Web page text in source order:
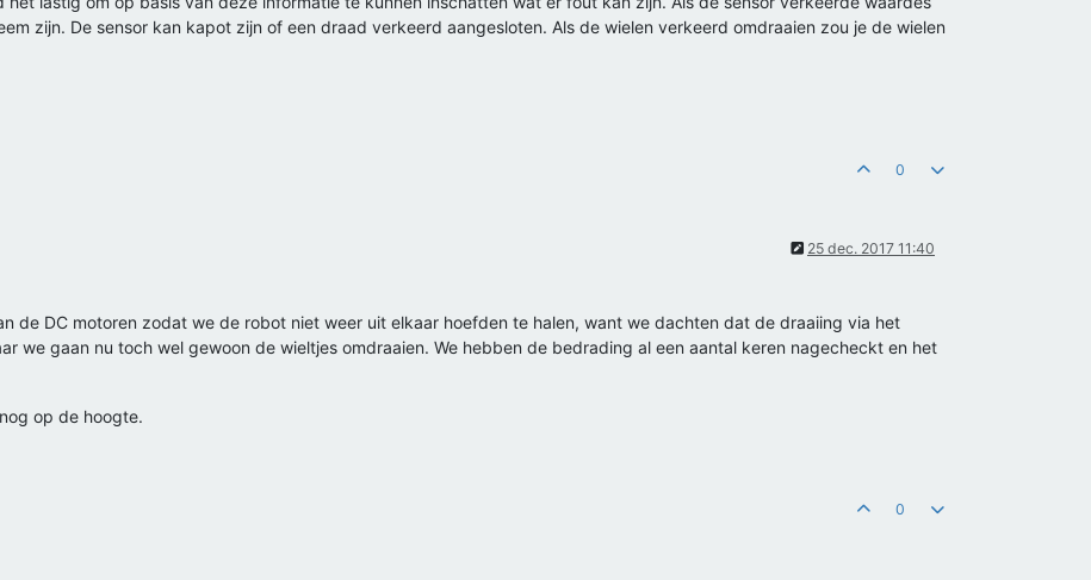
zijn. De sensor kan kapot zijn of een draad verkeerd aangesloten. Als de wielen verkeerd omdraaien zou je de wielen
0
25 dec. 2017 11:40
de DC motoren zodat we de robot niet weer uit elkaar hoefden te halen, want we dachten dat de draaiing via het
we gaan nu toch wel gewoon de wieltjes omdraaien. We hebben de bedrading al een aantal keren nagecheckt en het
op de hoogte.
0